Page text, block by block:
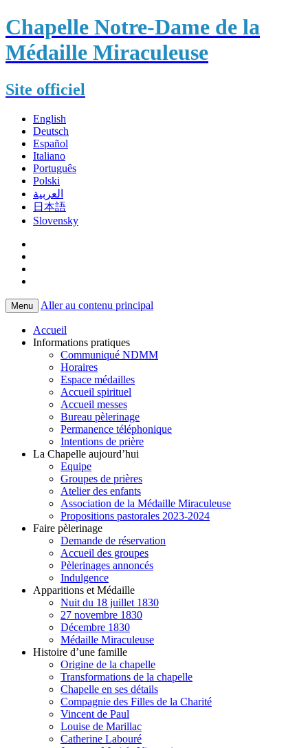
Chapelle Notre-Dame de la
Médaille Miraculeuse
Site officiel
English
Deutsch
Español
Italiano
Português
Polski
العربية
日本語
Slovensky
Menu Aller au contenu principal
Accueil
Informations pratiques
Communiqué NDMM
Horaires
Espace médailles
Accueil spirituel
Accueil messes
Bureau pèlerinage
Permanence téléphonique
Intentions de prière
La Chapelle aujourd’hui
Equipe
Groupes de prières
Atelier des enfants
Association de la Médaille Miraculeuse
Propositions pastorales 2023-2024
Faire pèlerinage
Demande de réservation
Accueil des groupes
Pèlerinages annoncés
Indulgence
Apparitions et Médaille
Nuit du 18 juillet 1830
27 novembre 1830
Décembre 1830
Médaille Miraculeuse
Histoire d’une famille
Origine de la chapelle
Transformations de la chapelle
Chapelle en ses détails
Compagnie des Filles de la Charité
Vincent de Paul
Louise de Marillac
Catherine Labouré